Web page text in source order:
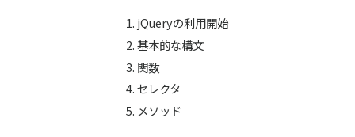
jQueryの利用開始
基本的な構文
関数
セレクタ
メソッド